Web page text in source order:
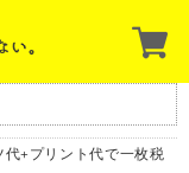
+プリント代で一枚税